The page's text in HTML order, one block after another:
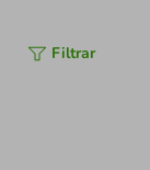
Filtrar